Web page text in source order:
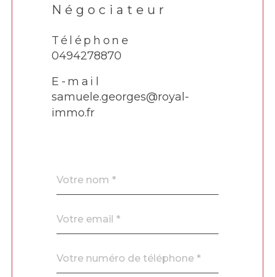
Négociateur
Téléphone
0494278870
E-mail
samuele.georges@royal-
immo.fr
par
*
*
*